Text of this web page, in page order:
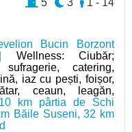
Bucin Borzont
| Wellness: Ciubăr;
sufragerie, catering,
iaz cu pești, foișor,
ceaun, leagăn,
km pârtia de Schi
Băile Suseni, 32 km
1 - 14
3
5